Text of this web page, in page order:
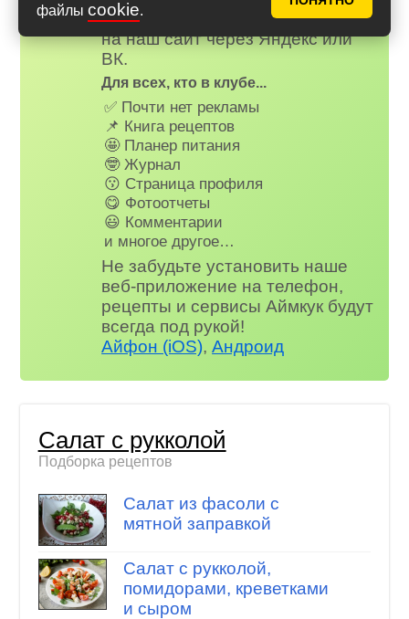
файлы cookie.
зарегистируйтесь
иливойдите
на наш сайт через Яндекс или
ВК.
Для всех, кто в клубе...
✅ Почти нет рекламы
📌 Книга рецептов
🤩 Планер питания
🤓 Журнал
😗 Страница профиля
😋 Фотоотчеты
😃 Комментарии
и многое другое…
Не забудьте установить наше
веб-приложение на телефон,
рецепты и сервисы Аймкук будут
всегда под рукой!
Айфон (iOS),Андроид
Салат с рукколой
Подборка рецептов
Салат из фасоли с
мятной заправкой
Салат с рукколой,
помидорами, креветками
и сыром